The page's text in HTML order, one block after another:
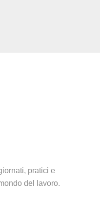
pratici e
del lavoro.